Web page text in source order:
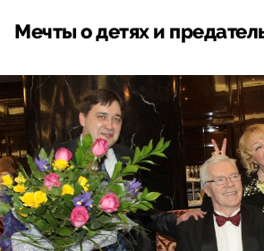
Мечты о детях и